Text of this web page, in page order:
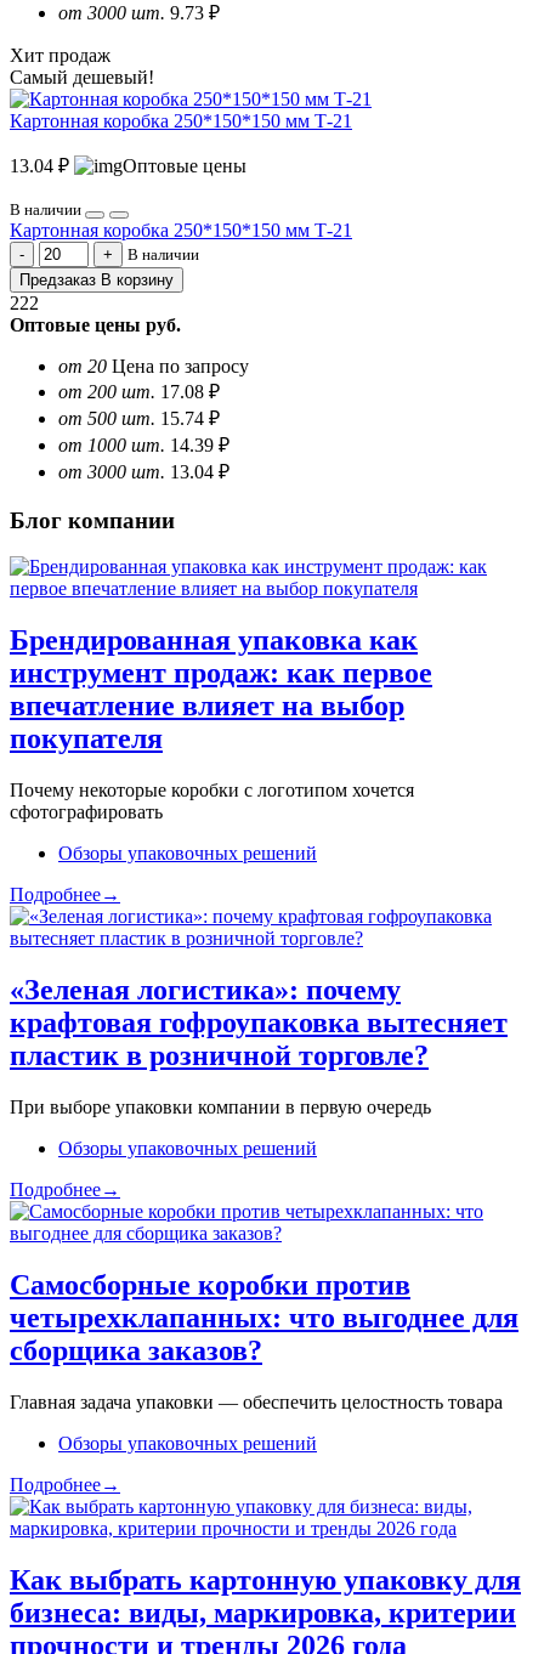
от 3000 шт. 9.73 ₽
Хит продаж
Самый дешевый!
Картонная коробка 250*150*150 мм Т-21
13.04 ₽ Оптовые цены
В наличии
Картонная коробка 250*150*150 мм Т-21
В наличии
Предзаказ В корзину
222
Оптовые цены руб.
от 20 Цена по запросу
от 200 шт. 17.08 ₽
от 500 шт. 15.74 ₽
от 1000 шт. 14.39 ₽
от 3000 шт. 13.04 ₽
Блог компании
Брендированная упаковка как
инструмент продаж: как первое
впечатление влияет на выбор
покупателя
Почему некоторые коробки с логотипом хочется
сфотографировать
Обзоры упаковочных решений
Подробнее→
«Зеленая логистика»: почему
крафтовая гофроупаковка вытесняет
пластик в розничной торговле?
При выборе упаковки компании в первую очередь
Обзоры упаковочных решений
Подробнее→
Самосборные коробки против
четырехклапанных: что выгоднее для
сборщика заказов?
Главная задача упаковки — обеспечить целостность товара
Обзоры упаковочных решений
Подробнее→
Как выбрать картонную упаковку для
бизнеса: виды, маркировка, критерии
прочности и тренды 2026 года